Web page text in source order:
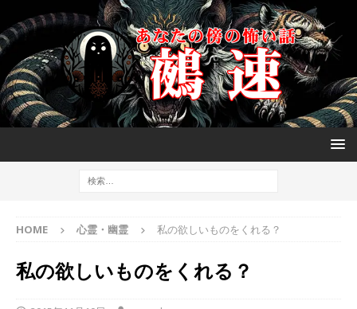
HOME 心霊・幽霊 私の欲しいものをくれる？
私の欲しいものをくれる？